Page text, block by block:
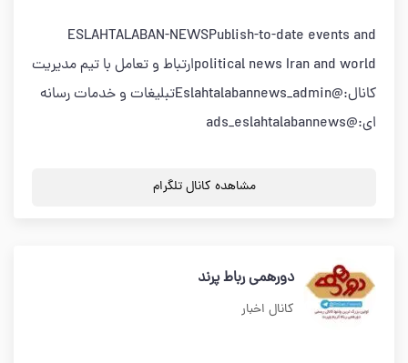
ESLAHTALABAN-NEWSPublish-to-date events and
political news Iran and worldارتباط و تعامل با تیم مدیریت
کانال:@Eslahtalabannews_adminتبلیغات و خدمات رسانه
ای:@ads_eslahtalabannews
مشاهده کانال تلگرام
دورهمی رباط پرند
کانال اخبار